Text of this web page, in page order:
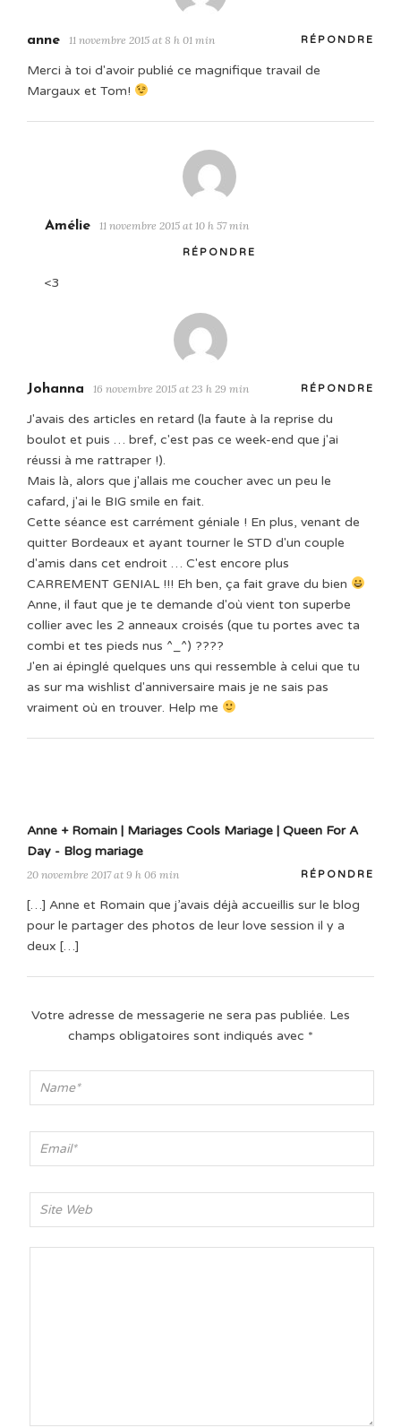
anne 11 novembre 2015 at 8 h 01 min RÉPONDRE
Merci à toi d'avoir publié ce magnifique travail de
Margaux et Tom!
Amélie 11 novembre 2015 at 10 h 57 min
RÉPONDRE
<3
Johanna 16 novembre 2015 at 23 h 29 min RÉPONDRE
J'avais des articles en retard (la faute à la reprise du
boulot et puis … bref, c'est pas ce week-end que j'ai
réussi à me rattraper !).
Mais là, alors que j'allais me coucher avec un peu le
cafard, j'ai le BIG smile en fait.
Cette séance est carrément géniale ! En plus, venant de
quitter Bordeaux et ayant tourner le STD d'un couple
d'amis dans cet endroit … C'est encore plus
CARREMENT GENIAL !!! Eh ben, ça fait grave du bien
Anne, il faut que je te demande d'où vient ton superbe
collier avec les 2 anneaux croisés (que tu portes avec ta
combi et tes pieds nus ^_^) ????
J'en ai épinglé quelques uns qui ressemble à celui que tu
as sur ma wishlist d'anniversaire mais je ne sais pas
vraiment où en trouver. Help me
Anne + Romain | Mariages Cools Mariage | Queen For A
Day - Blog mariage
20 novembre 2017 at 9 h 06 min RÉPONDRE
[…] Anne et Romain que j’avais déjà accueillis sur le blog
pour le partager des photos de leur love session il y a
deux […]
Votre adresse de messagerie ne sera pas publiée. Les
champs obligatoires sont indiqués avec *